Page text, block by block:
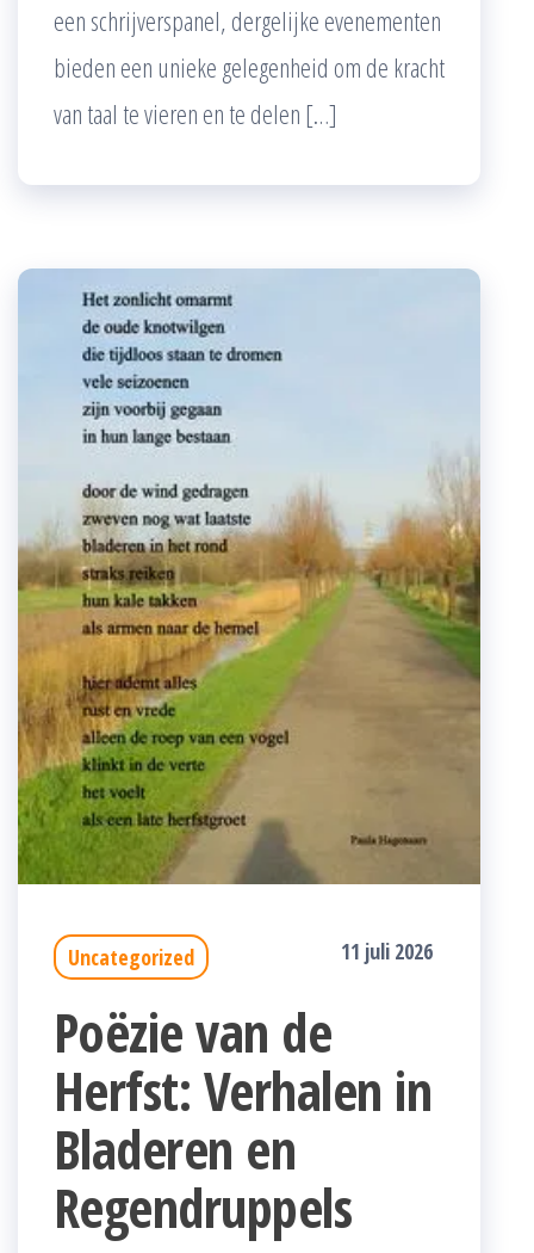
een schrijverspanel, dergelijke evenementen
bieden een unieke gelegenheid om de kracht
van taal te vieren en te delen […]
Uncategorized 11 juli 2026
Poëzie van de
Herfst: Verhalen in
Bladeren en
Regendruppels